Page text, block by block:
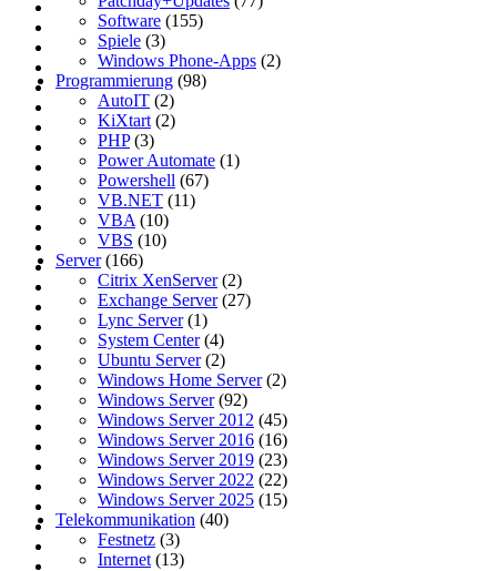
Software (155)
Spiele (3)
Windows Phone-Apps (2)
Programmierung (98)
AutoIT (2)
KiXtart (2)
PHP(3)
Power Automate (1)
Powershell (67)
VB.NET (11)
VBA (10)
VBS (10)
Server(166)
Citrix XenServer(2)
Exchange Server(27)
Lync Server(1)
System Center(4)
Ubuntu Server(2)
Windows Home Server(2)
Windows Server(92)
Windows Server 2012 (45)
Windows Server 2016 (16)
Windows Server 2019 (23)
Windows Server 2022 (22)
Windows Server 2025 (15)
Telekommunikation (40)
Festnetz (3)
Internet (13)